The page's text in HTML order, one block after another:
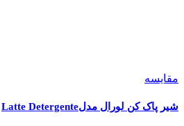
مقایسه
شیر پاک کن لورال مدلLatte Detergente